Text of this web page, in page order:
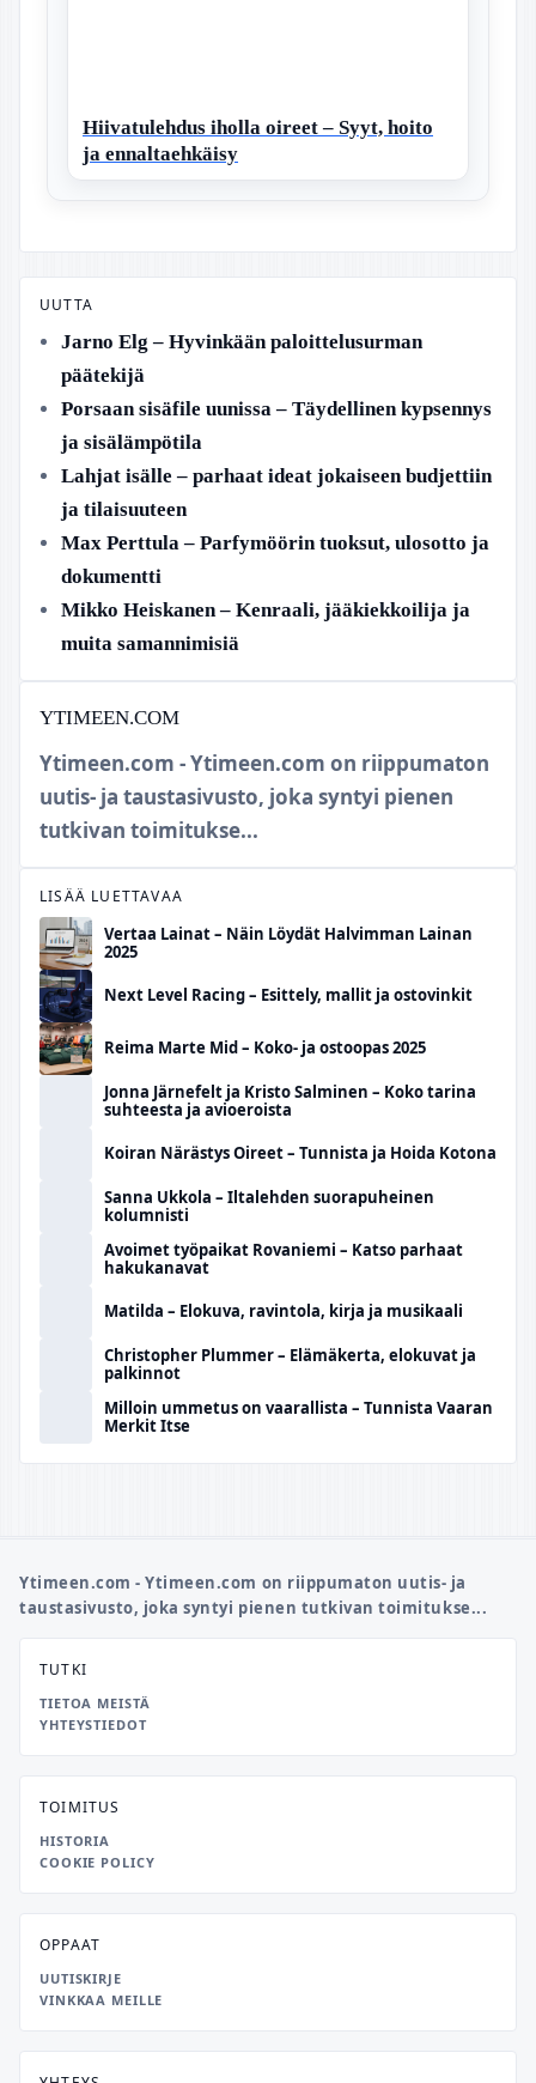
Hiivatulehdus iholla oireet – Syyt, hoito
ja ennaltaehkäisy
UUTTA
Jarno Elg – Hyvinkään paloittelusurman
päätekijä
Porsaan sisäfile uunissa – Täydellinen kypsennys
ja sisälämpötila
Lahjat isälle – parhaat ideat jokaiseen budjettiin
ja tilaisuuteen
Max Perttula – Parfymöörin tuoksut, ulosotto ja
dokumentti
Mikko Heiskanen – Kenraali, jääkiekkoilija ja
muita samannimisiä
YTIMEEN.COM
Ytimeen.com - Ytimeen.com on riippumaton
uutis- ja taustasivusto, joka syntyi pienen
tutkivan toimitukse...
LISÄÄ LUETTAVAA
Vertaa Lainat – Näin Löydät Halvimman Lainan
2025
Next Level Racing – Esittely, mallit ja ostovinkit
Reima Marte Mid – Koko- ja ostoopas 2025
Jonna Järnefelt ja Kristo Salminen – Koko tarina
suhteesta ja avioeroista
Koiran Närästys Oireet – Tunnista ja Hoida Kotona
Sanna Ukkola – Iltalehden suorapuheinen
kolumnisti
Avoimet työpaikat Rovaniemi – Katso parhaat
hakukanavat
Matilda – Elokuva, ravintola, kirja ja musikaali
Christopher Plummer – Elämäkerta, elokuvat ja
palkinnot
Milloin ummetus on vaarallista – Tunnista Vaaran
Merkit Itse
Ytimeen.com - Ytimeen.com on riippumaton uutis- ja
taustasivusto, joka syntyi pienen tutkivan toimitukse...
TUTKI
TIETOA MEISTÄ
YHTEYSTIEDOT
TOIMITUS
HISTORIA
COOKIE POLICY
OPPAAT
UUTISKIRJE
VINKKAA MEILLE